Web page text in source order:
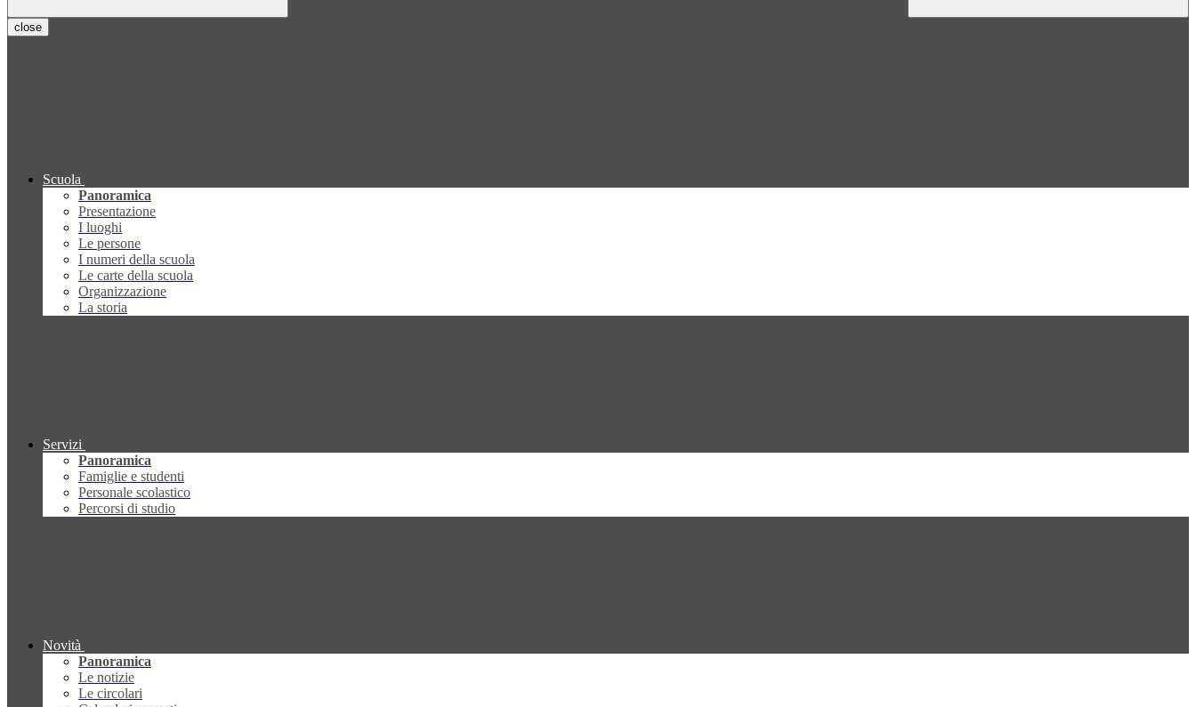
close
Scuola
Panoramica
Presentazione
I luoghi
Le persone
I numeri della scuola
Le carte della scuola
Organizzazione
La storia
Servizi
Panoramica
Famiglie e studenti
Personale scolastico
Percorsi di studio
Novità
Panoramica
Le notizie
Le circolari